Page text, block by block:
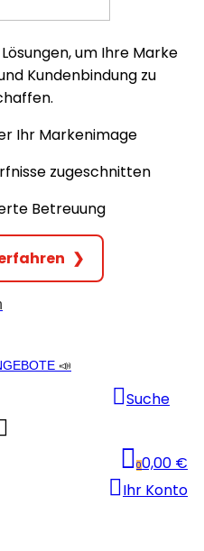
um Ihre Marke
Kundenbindung zu
Ihr Markenimage
zugeschnitten
Betreuung
❯
📣
Suche
00,00 €
Ihr Konto